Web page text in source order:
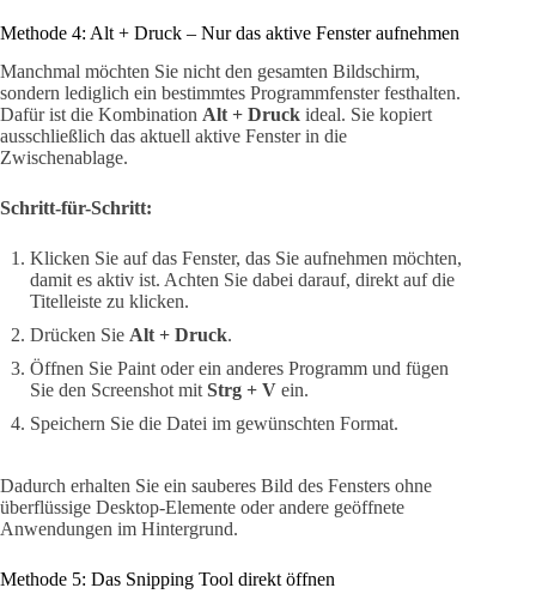
Methode 4: Alt + Druck – Nur das aktive Fenster aufnehmen
Manchmal möchten Sie nicht den gesamten Bildschirm,
sondern lediglich ein bestimmtes Programmfenster festhalten.
Dafür ist die Kombination Alt + Druck ideal. Sie kopiert
ausschließlich das aktuell aktive Fenster in die
Zwischenablage.
Schritt-für-Schritt:
Klicken Sie auf das Fenster, das Sie aufnehmen möchten,
damit es aktiv ist. Achten Sie dabei darauf, direkt auf die
Titelleiste zu klicken.
Drücken Sie Alt + Druck.
Öffnen Sie Paint oder ein anderes Programm und fügen
Sie den Screenshot mit Strg + V ein.
Speichern Sie die Datei im gewünschten Format.
Dadurch erhalten Sie ein sauberes Bild des Fensters ohne
überflüssige Desktop-Elemente oder andere geöffnete
Anwendungen im Hintergrund.
Methode 5: Das Snipping Tool direkt öffnen